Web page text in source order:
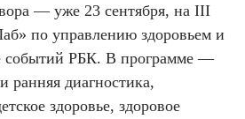
— уже 23 сентября, на III
по управлению здоровьем и
событий РБК. В программе —
ранняя диагностика,
здоровье, здоровое